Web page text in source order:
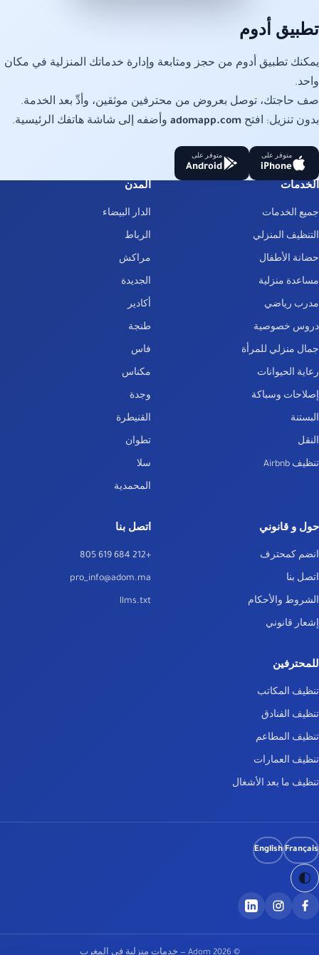
تطبيق أدوم
يمكنك تطبيق أدوم من حجز ومتابعة وإدارة خدماتك المنزلية في مكان
واحد.
صف حاجتك، توصل بعروض من محترفين موثقين، وأدِّ بعد الخدمة.
بدون تنزيل: افتح adomapp.com وأضفه إلى شاشة هاتفك الرئيسية.
متوفر على
iPhone
متوفر على
Android
الخدمات
جميع الخدمات
التنظيف المنزلي
حضانة الأطفال
مساعدة منزلية
مدرب رياضي
دروس خصوصية
جمال منزلي للمرأة
رعاية الحيوانات
إصلاحات وسباكة
البستنة
النقل
تنظيف Airbnb
المدن
الدار البيضاء
الرباط
مراكش
الجديدة
أكادير
طنجة
فاس
مكناس
وجدة
القنيطرة
تطوان
سلا
المحمدية
حول و قانوني
انضم كمحترف
اتصل بنا
الشروط والأحكام
إشعار قانوني
اتصل بنا
+212 684 619 805
pro_info@adom.ma
llms.txt
للمحترفين
تنظيف المكاتب
تنظيف الفنادق
تنظيف المطاعم
تنظيف العمارات
تنظيف ما بعد الأشغال
Français
English
© 2026
Adom — خدمات منزلية في المغرب